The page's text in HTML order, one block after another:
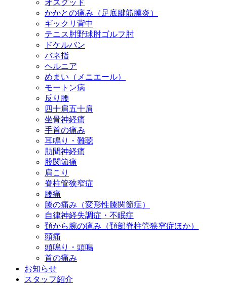
オスグッド
かかとの痛み（足底腱筋膜炎）
ギックリ背中
テニス肘野球肘ゴルフ肘
ドケルバン
バネ指
ヘルニア
めまい（メニエール）
モートン病
反り腰
四十肩五十肩
坐骨神経痛
手首の痛み
耳鳴り・難聴
肋間神経痛
股関節痛
肩こり
脊柱管狭窄症
腰痛
膝の痛み（変形性膝関節症）
自律神経失調症・不眠症
頚から腕の痛み（頚部脊柱管狭窄症ほか）
頭痛
頭鳴り・頭鳴
首の痛み
お知らせ
スタッフ紹介